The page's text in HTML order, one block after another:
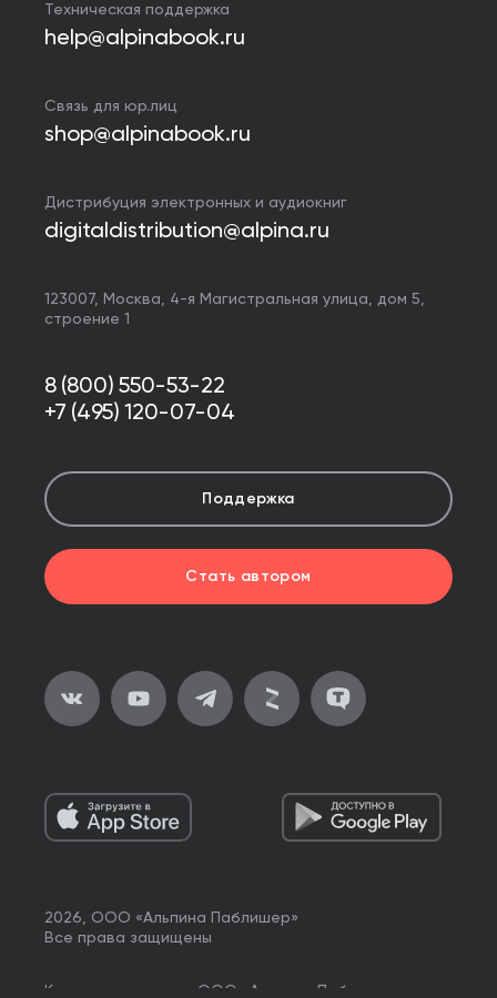
Техническая поддержка
help@alpinabook.ru
Связь для юр.лиц
shop@alpinabook.ru
Дистрибуция электронных и аудиокниг
digitaldistribution@alpina.ru
123007, Москва
4-я Магистральная улица, дом 5,
строение 1
8 (800) 550-53-22
+7 (495) 120-07-04
Поддержка
Стать автором
2026, ООО «Альпина Паблишер»
Все права защищены
Книги реализуются ООО «Альпина Паблишер»